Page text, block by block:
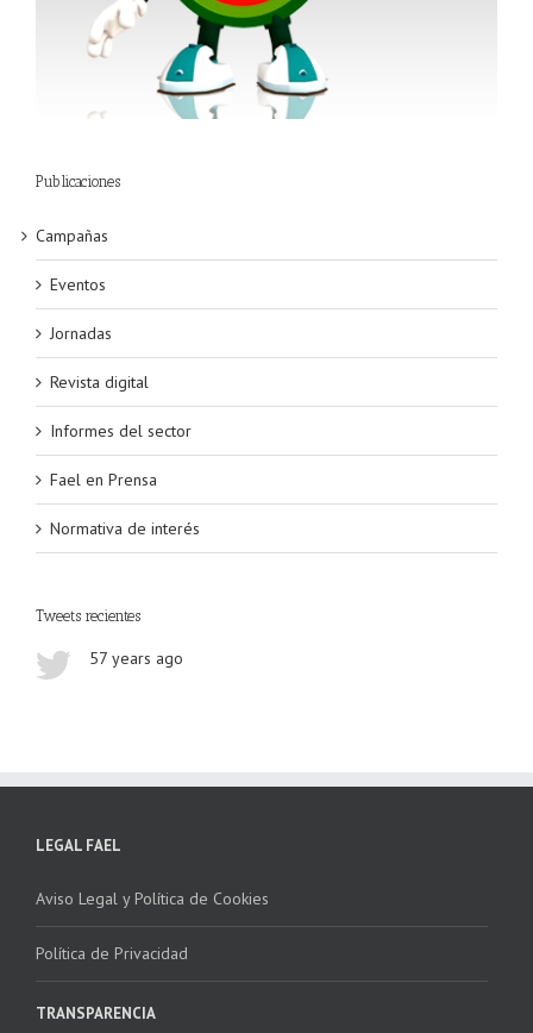
Publicaciones
Campañas
Eventos
Jornadas
Revista digital
Informes del sector
Fael en Prensa
Normativa de interés
Tweets recientes
57 years ago
LEGAL FAEL
Aviso Legal y Política de Cookies
Política de Privacidad
TRANSPARENCIA